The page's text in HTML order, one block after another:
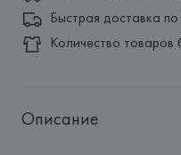
Быстрая доставка
Количество товаров
Описание